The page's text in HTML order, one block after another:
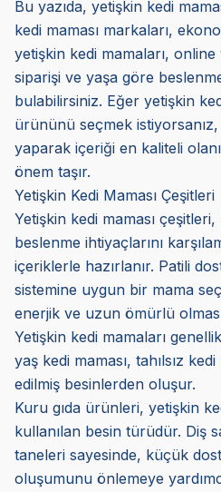
Bu yazıda, yetişkin kedi
kedi maması markaları,
yetişkin kedi mamaları, online
siparişi ve yaşa göre
bulabilirsiniz. Eğer yetişkin
ürününü seçmek istiyorsanız,
yaparak içeriği en kaliteli
önem taşır.
Yetişkin Kedi Maması Çeşitleri
Yetişkin kedi maması
beslenme ihtiyaçlarını
içeriklerle hazırlanır. Patili
sistemine uygun bir mama
enerjik ve uzun ömürlü
Yetişkin kedi mamaları
yaş kedi maması, tahılsız
edilmiş besinlerden oluşur.
Kuru gıda ürünleri, yetişkin
kullanılan besin türüdür. Diş
taneleri sayesinde, küçük
oluşumunu önlemeye